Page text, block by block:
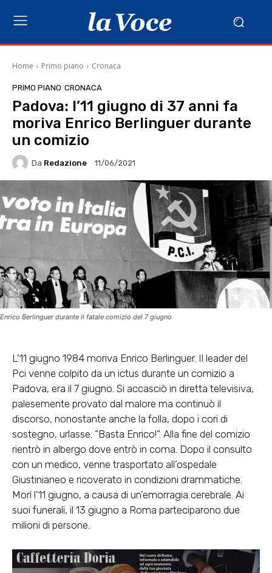
Home Primo piano Cronaca
PRIMO PIANO CRONACA
Padova: l’11 giugno di 37 anni fa
moriva Enrico Berlinguer durante
un comizio
Da Redazione 11/06/2021
Enrico Berlinguer durante il fatale comizio del 7 giugno
L’11 giugno 1984 moriva Enrico Berlinguer. Il leader del
Pci venne colpito da un ictus durante un comizio a
Padova, era il 7 giugno. Si accasciò in diretta televisiva,
palesemente provato dal malore ma continuò il
discorso, nonostante anche la folla, dopo i cori di
sostegno, urlasse: “Basta Enrico!”. Alla fine del comizio
rientrò in albergo dove entrò in coma. Dopo il consulto
con un medico, venne trasportato all’ospedale
Giustinianeo e ricoverato in condizioni drammatiche.
Morì l’11 giugno, a causa di un’emorragia cerebrale. Ai
suoi funerali, il 13 giugno a Roma parteciparono due
milioni di persone.